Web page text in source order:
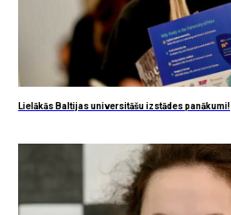
Lielākās Baltijas universitāšu izstādes panākumi!